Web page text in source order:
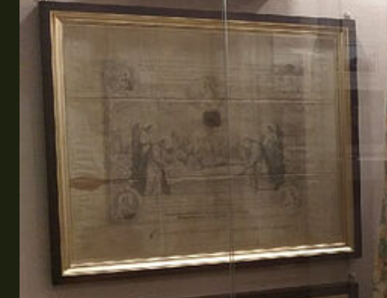
Эквадор
Анапа
Кавказские Минеральные Воды
Калининград
Крым
Сочи